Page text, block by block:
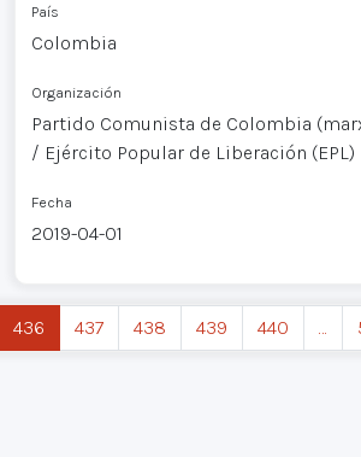
País
Colombia
Organización
Partido Comunista de Colombia
/ Ejército Popular de Liberación (EPL)
Fecha
2019-04-01
436 437 438 439 440 …